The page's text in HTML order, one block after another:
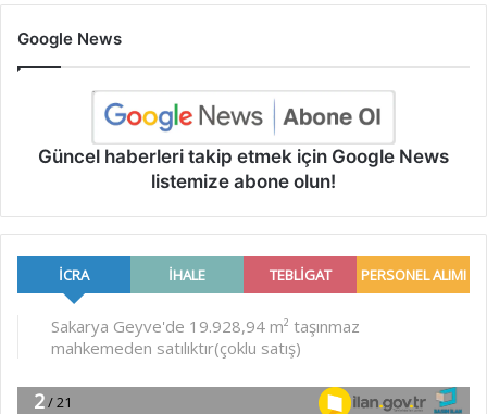
Google News
Güncel haberleri takip etmek için Google News
listemize abone olun!